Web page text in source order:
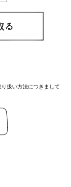
扱い方法につきまして